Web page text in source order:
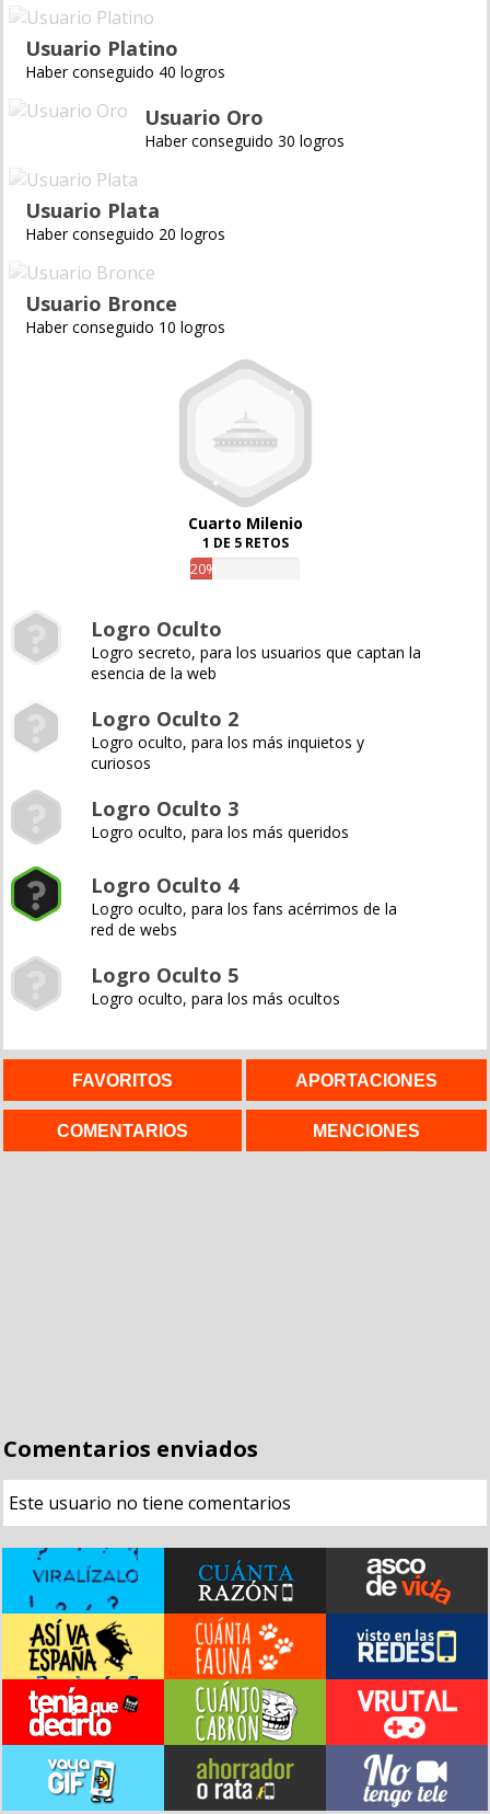
Usuario Platino
Haber conseguido 40 logros
Usuario Oro
Haber conseguido 30 logros
Usuario Plata
Haber conseguido 20 logros
Usuario Bronce
Haber conseguido 10 logros
Cuarto Milenio
1 DE 5 RETOS
20%
Logro Oculto
Logro secreto, para los usuarios que captan la
esencia de la web
Logro Oculto 2
Logro oculto, para los más inquietos y
curiosos
Logro Oculto 3
Logro oculto, para los más queridos
Logro Oculto 4
Logro oculto, para los fans acérrimos de la
red de webs
Logro Oculto 5
Logro oculto, para los más ocultos
FAVORITOS APORTACIONES
COMENTARIOS MENCIONES
Comentarios enviados
Este usuario no tiene comentarios